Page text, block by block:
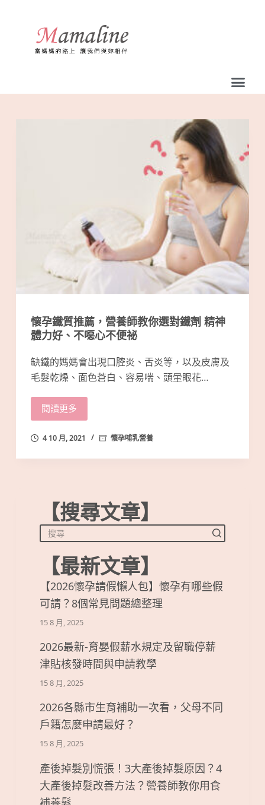
容
懷孕鐵質推薦，營養師教你選對鐵劑 精神
體力好、不噁心不便祕
缺鐵的媽媽會出現口腔炎、舌炎等，以及皮膚及
毛髮乾燥、面色蒼白、容易喘、頭暈眼花…
閱讀更多
4 10 月, 2021 懷孕哺乳營養
【搜尋文章】
【最新文章】
【2026懷孕請假懶人包】懷孕有哪些假
可請？8個常見問題總整理
15 8 月, 2025
2026最新-育嬰假薪水規定及留職停薪
津貼核發時間與申請教學
15 8 月, 2025
2026各縣市生育補助一次看，父母不同
戶籍怎麼申請最好？
15 8 月, 2025
產後掉髮別慌張！3大產後掉髮原因？4
大產後掉髮改善方法？營養師教你用食